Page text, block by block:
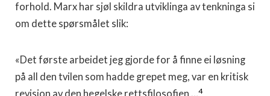
forhold. Marx har sjøl skildra utviklinga av tenkninga si
om dette spørsmålet slik:
«Det første arbeidet jeg gjorde for å finne ei løsning
på all den tvilen som hadde grepet meg, var en kritisk
revisjon av den hegelske rettsfilosofien …4